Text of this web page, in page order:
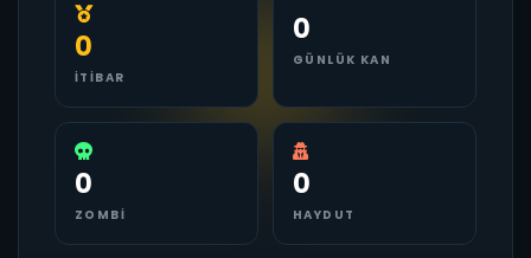
0
İTIBAR
0
GÜNLÜK KAN
0
ZOMBI
0
HAYDUT